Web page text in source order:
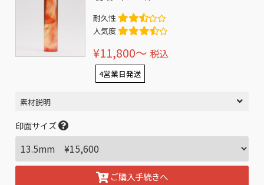
耐久性
人気度
¥11,800〜 税込
4営業日発送
素材説明
印面サイズ
ご購入手続きへ